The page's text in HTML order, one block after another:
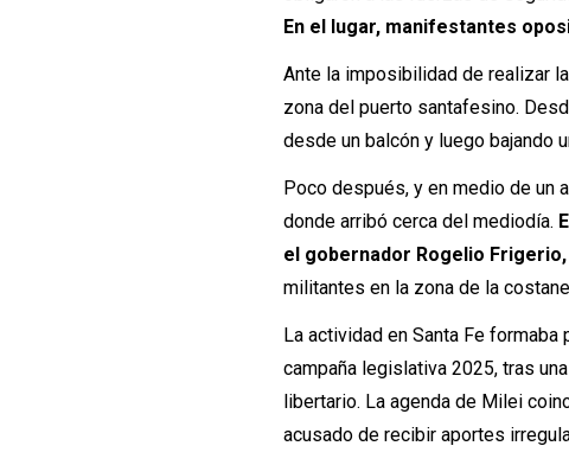
En el lugar, manifestantes
Ante la imposibilidad de realizar
zona del puerto santafesino.
desde un balcón y luego bajando
Poco después, y en medio de un
donde arribó cerca del mediodía.
el gobernador Rogelio Frigerio,
militantes en la zona de la
La actividad en Santa Fe
campaña legislativa 2025, tras
libertario. La agenda de Milei
acusado de recibir aportes